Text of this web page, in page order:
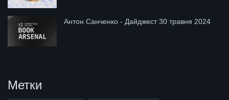
Антон Санченко - Дайджест 30 травня 2024
Метки